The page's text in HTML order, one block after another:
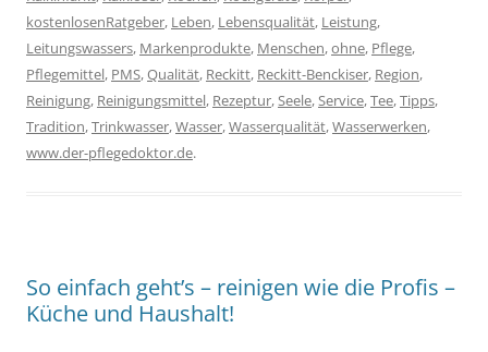
kostenlosenRatgeber, Leben, Lebensqualität, Leistung,
Leitungswassers, Markenprodukte, Menschen,ohne, Pflege,
Pflegemittel, PMS,Qualität, Reckitt, Reckitt-Benckiser, Region,
Reinigung, Reinigungsmittel, Rezeptur,Seele,Service,Tee,Tipps,
Tradition,Trinkwasser,Wasser,Wasserqualität,Wasserwerken,
www.der-pflegedoktor.de.
So einfach geht’s – reinigen wie die Profis –
Küche und Haushalt!